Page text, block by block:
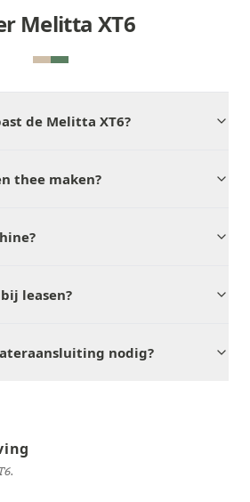
Melitta XT6
de Melitta XT6?
thee maken?
leasen?
nodig?